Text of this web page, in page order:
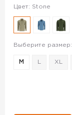
Цвет: Stone
Выберите размер:
M XL